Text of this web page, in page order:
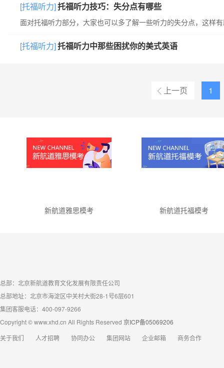
[托福听力]托福听力技巧：失分点有哪些
[托福听力]托福听力中那些困扰你的美式英语
上一页 1
新航道雅思模考 新航道托福模考
总部：北京新航道教育文化发展有限责任公司
总部地址：北京市海淀区中关村大街28-1号6层601
集团客服电话：400-097-9266
Copyright © www.xhd.cn All Rights Reserved 京ICP备05069206
关于我们
人才招聘 协同办公 集团网站 企业邮箱 商务合作